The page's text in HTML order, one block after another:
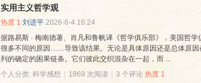
实用主义哲学观
热度 1 刘进平 2026-6-4 16:24
据路易斯 · 梅南德著、肖凡和鲁帆译《哲学俱乐部》，美国哲
很多不同的原因……导致该结果。无论是具体原因还是总体原
列的确定的困果链条。它们彼此交织混杂在一起，而 ...
个人分类: 科学感想 1869 次阅读 3 个评论 热度 1